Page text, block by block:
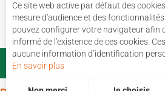
Ce site web active par défaut des
mesure d'audience et des
pouvez configurer votre navigateur afin
informé de l'existence de ces cookies.
aucune information d’identification
En savoir plus